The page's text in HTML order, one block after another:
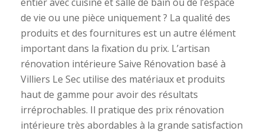
de vie ou une pièce uniquement ? La qualité des
produits et des fournitures est un autre élément
important dans la fixation du prix. L’artisan
rénovation intérieure Saive Rénovation basé à
Villiers Le Sec utilise des matériaux et produits
haut de gamme pour avoir des résultats
irréprochables. Il pratique des prix rénovation
intérieure très abordables à la grande satisfaction